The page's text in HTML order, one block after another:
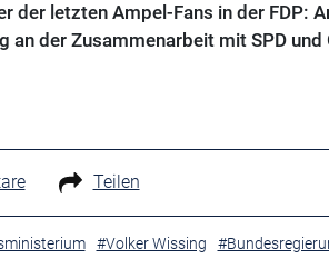
der letzten Ampel-Fans in der FDP:
an der Zusammenarbeit mit SPD
Teilen
#Volker Wissing